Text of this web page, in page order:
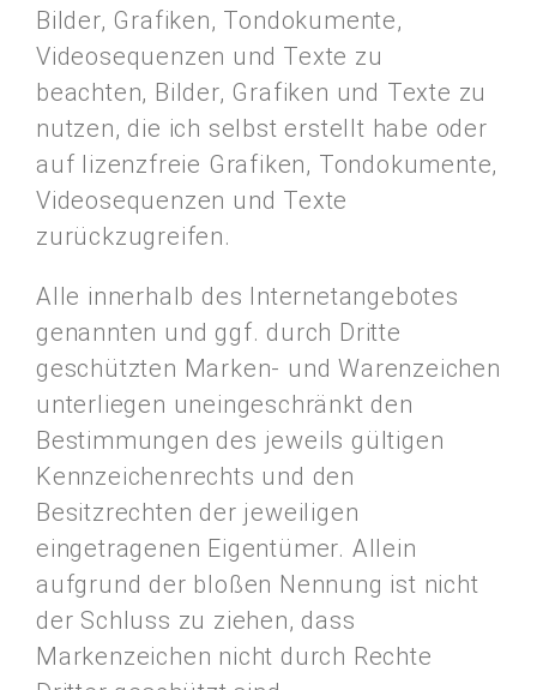
Bilder, Grafiken, Tondokumente,
Videosequenzen und Texte zu
beachten, Bilder, Grafiken und Texte zu
nutzen, die ich selbst erstellt habe oder
auf lizenzfreie Grafiken, Tondokumente,
Videosequenzen und Texte
zurückzugreifen.
Alle innerhalb des Internetangebotes
genannten und ggf. durch Dritte
geschützten Marken- und Warenzeichen
unterliegen uneingeschränkt den
Bestimmungen des jeweils gültigen
Kennzeichenrechts und den
Besitzrechten der jeweiligen
eingetragenen Eigentümer. Allein
aufgrund der bloßen Nennung ist nicht
der Schluss zu ziehen, dass
Markenzeichen nicht durch Rechte